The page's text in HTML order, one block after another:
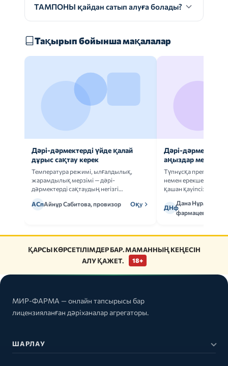
ТАМПОНЫ қайдан сатып алуға болады?
Тақырып бойынша мақалалар
Дәрі-дәрмектерді үйде қалай
дұрыс сақтау керек
Температура режимі, ылғалдылық,
жарамдылық мерзімі — дәрі-
дәрмектерді сақтаудың негізгі
АСпАйнұр Сабитова, провизор Оқу
Дәрі-дәрмек
аңыздар мен
Түпнұсқа
немен ерекшеленеді
қашан қауіпсіз.
ДНф
Дана
фармацевт
ҚАРСЫ КӨРСЕТІЛІМДЕР БАР. МАМАННЫҢ КЕҢЕСІН
АЛУ ҚАЖЕТ.
18+
МИР-ФАРМА — онлайн тапсырысы бар
лицензияланған дәріханалар агрегаторы.
ШАРЛАУ